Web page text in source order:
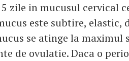
zile in mucusul cervical
este subtire,
se atinge la maximul
de ovulatie. Daca o